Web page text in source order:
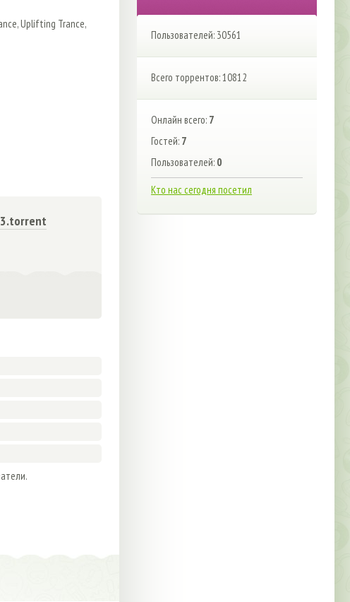
Uplifting Trance,
Пользователей: 30561
Всего торрентов: 10812
Онлайн всего: 7
Гостей: 7
Пользователей: 0
Кто нас сегодня посетил